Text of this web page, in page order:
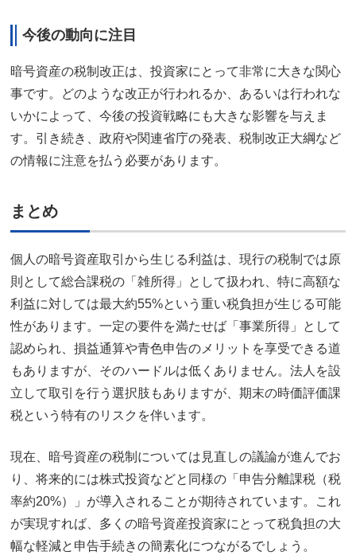
今後の動向に注目
暗号資産の税制改正は、投資家にとって非常に大きな関心
事です。どのような改正が行われるか、あるいは行われな
いかによって、今後の投資戦略にも大きな影響を与えま
す。引き続き、政府や関連省庁の発表、税制改正大綱など
の情報に注意を払う必要があります。
まとめ
個人の暗号資産取引から生じる利益は、現行の税制では原
則として総合課税の「雑所得」として扱われ、特に高額な
利益に対しては最大約55%という重い税負担が生じる可能
性があります。一定の要件を満たせば「事業所得」として
認められ、損益通算や青色申告のメリットを享受できる道
もありますが、そのハードルは低くありません。法人を設
立して取引を行う選択肢もありますが、期末の時価評価課
税という特有のリスクを伴います。
現在、暗号資産の税制については見直しの議論が進んでお
り、将来的には株式投資などと同様の「申告分離課税（税
率約20%）」が導入されることが期待されています。これ
が実現すれば、多くの暗号資産投資家にとって税負担の大
幅な軽減と申告手続きの簡素化につながるでしょう。